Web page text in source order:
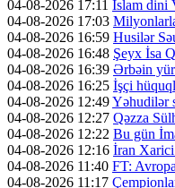
04-08-2026 17:11 İslam dini
04-08-2026 17:03
04-08-2026 16:59 Husilər
04-08-2026 16:48 Şeyx İsa
04-08-2026 16:39 Ərbəin
04-08-2026 16:25 İşçi
04-08-2026 12:49Yəhudilər
04-08-2026 12:27 Qəzza
04-08-2026 12:22 Bu gün
04-08-2026 12:16 İran Xarici
04-08-2026 11:40 FT:
04-08-2026 11:17